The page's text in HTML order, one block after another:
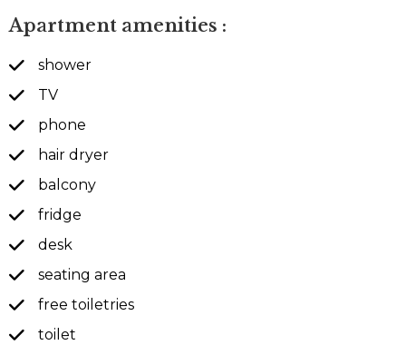
Apartment amenities :
shower
TV
phone
hair dryer
balcony
fridge
desk
seating area
free toiletries
toilet